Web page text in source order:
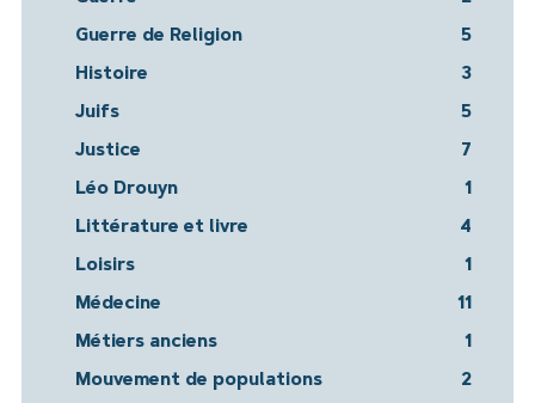
Guerre de Religion 5
Histoire 3
Juifs 5
Justice 7
Léo Drouyn 1
Littérature et livre 4
Loisirs 1
Médecine 11
Métiers anciens 1
Mouvement de populations 2